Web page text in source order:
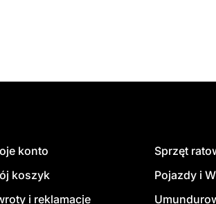
konto
koszyk
i reklamacje
Sprzęt
Pojazdy i